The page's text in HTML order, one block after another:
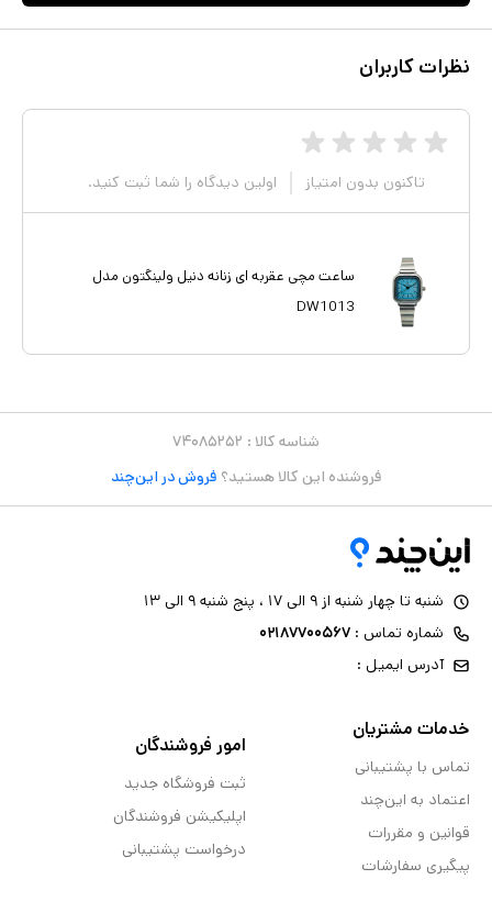
نظرات کاربران
تاکنون بدون امتیاز اولین دیدگاه را شما ثبت کنید.
ساعت مچی عقربه ای زنانه دنیل ولینگتون مدل
DW1013
شناسه کالا : ۷۴۰۸۵۲۵۲
فروشنده این کالا هستید؟ فروش در این‌چند
شنبه تا چهار شنبه از ۹ الی ۱۷ ، پنج شنبه ۹ الی ۱۳
شماره تماس : ۰۲۱۸۷۷۰۰۵۶۷
آدرس ایمیل :
خدمات مشتریان
تماس با پشتیبانی
اعتماد به این‌چند
قوانین و مقررات
پیگیری سفارشات
امور فروشندگان
ثبت فروشگاه جدید
اپلیکیشن فروشندگان
درخواست پشتیبانی